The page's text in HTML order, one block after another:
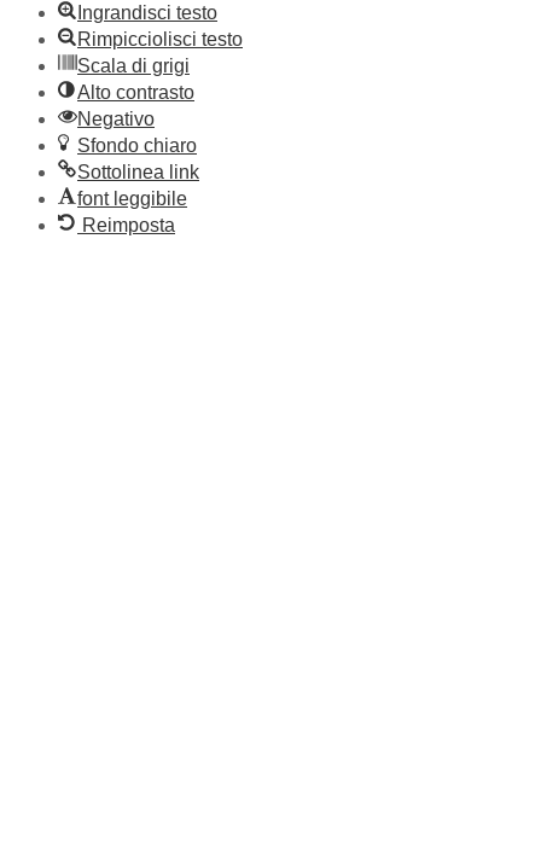
Ingrandisci testo
Rimpicciolisci testo
Scala di grigi
Alto contrasto
Negativo
Sfondo chiaro
Sottolinea link
font leggibile
Reimposta